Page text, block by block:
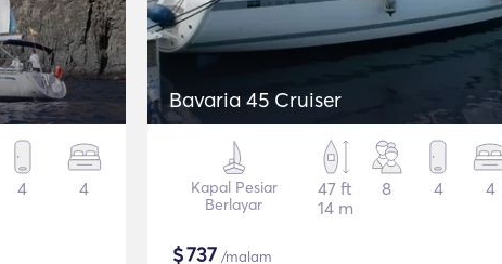
4 4
Bavaria 45 Cruiser
Kapal Pesiar
Berlayar
47 ft
14 m
8 4 4
$737 /malam